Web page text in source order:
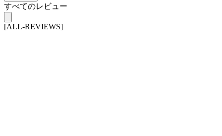
すべてのレビュー
[ALL-REVIEWS]